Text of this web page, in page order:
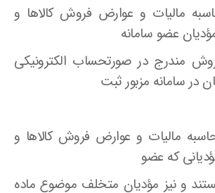
محاسبه مالیات و عوارض فروش کالاها و
عضو سامانه
مندرج در صورتحساب الکترونیکی
در سامانه مزبور ثبت
محاسبه مالیات و عوارض فروش کالاها و
که عضو
و نیز مؤدیان متخلف موضوع ماده